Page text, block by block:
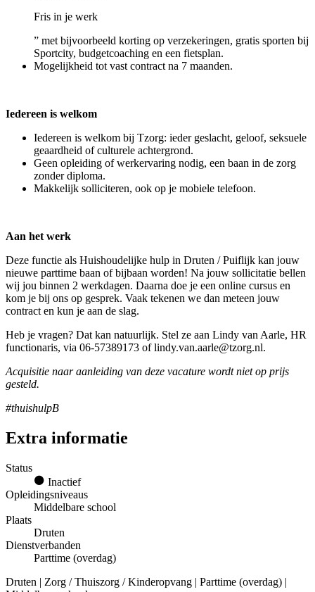
Fris in je werk
” met bijvoorbeeld korting op verzekeringen, gratis sporten bij
Sportcity, budgetcoaching en een fietsplan.
Mogelijkheid tot vast contract na 7 maanden.
Iedereen is welkom
Iedereen is welkom bij Tzorg: ieder geslacht, geloof, seksuele
geaardheid of culturele achtergrond.
Geen opleiding of werkervaring nodig, een baan in de zorg
zonder diploma.
Makkelijk solliciteren, ook op je mobiele telefoon.
Aan het werk
Deze functie als Huishoudelijke hulp in Druten / Puiflijk kan jouw
nieuwe parttime baan of bijbaan worden! Na jouw sollicitatie bellen
wij jou binnen 2 werkdagen. Daarna doe je een online cursus en
kom je bij ons op gesprek. Vaak tekenen we dan meteen jouw
contract en kun je aan de slag.
Heb je vragen? Dat kan natuurlijk. Stel ze aan Lindy van Aarle, HR
functionaris, via 06-57389173 of lindy.van.aarle@tzorg.nl.
Acquisitie naar aanleiding van deze vacature wordt niet op prijs
gesteld.
#thuishulpB
Extra informatie
Status
Inactief
Opleidingsniveaus
Middelbare school
Plaats
Druten
Dienstverbanden
Parttime (overdag)
Druten | Zorg / Thuiszorg / Kinderopvang | Parttime (overdag) |